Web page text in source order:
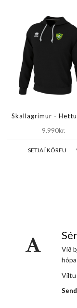
Skallagrímur -
9.990kr.
SETJA Í KÖRFU
Við
Viltu